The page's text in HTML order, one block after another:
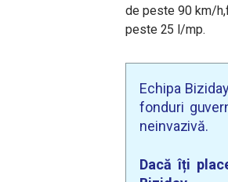
de peste 90 km/
peste 25 l/mp.
Echipa
fonduri
neinvazivă.
Dacă îți